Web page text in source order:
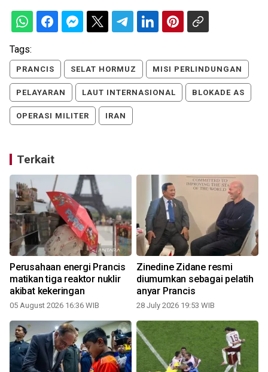
Tags:
PRANCIS SELAT HORMUZ MISI PERLINDUNGAN
PELAYARAN LAUT INTERNASIONAL BLOKADE AS
OPERASI MILITER IRAN
Terkait
Perusahaan energi Prancis
matikan tiga reaktor nuklir
akibat kekeringan
05 August 2026 16:36 WIB
Zinedine Zidane resmi
diumumkan sebagai pelatih
anyar Prancis
28 July 2026 19:53 WIB